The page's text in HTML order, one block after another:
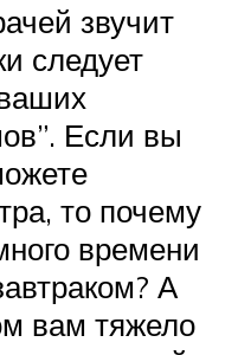
звучит
следует
Если вы
то почему
времени
А
вам тяжело